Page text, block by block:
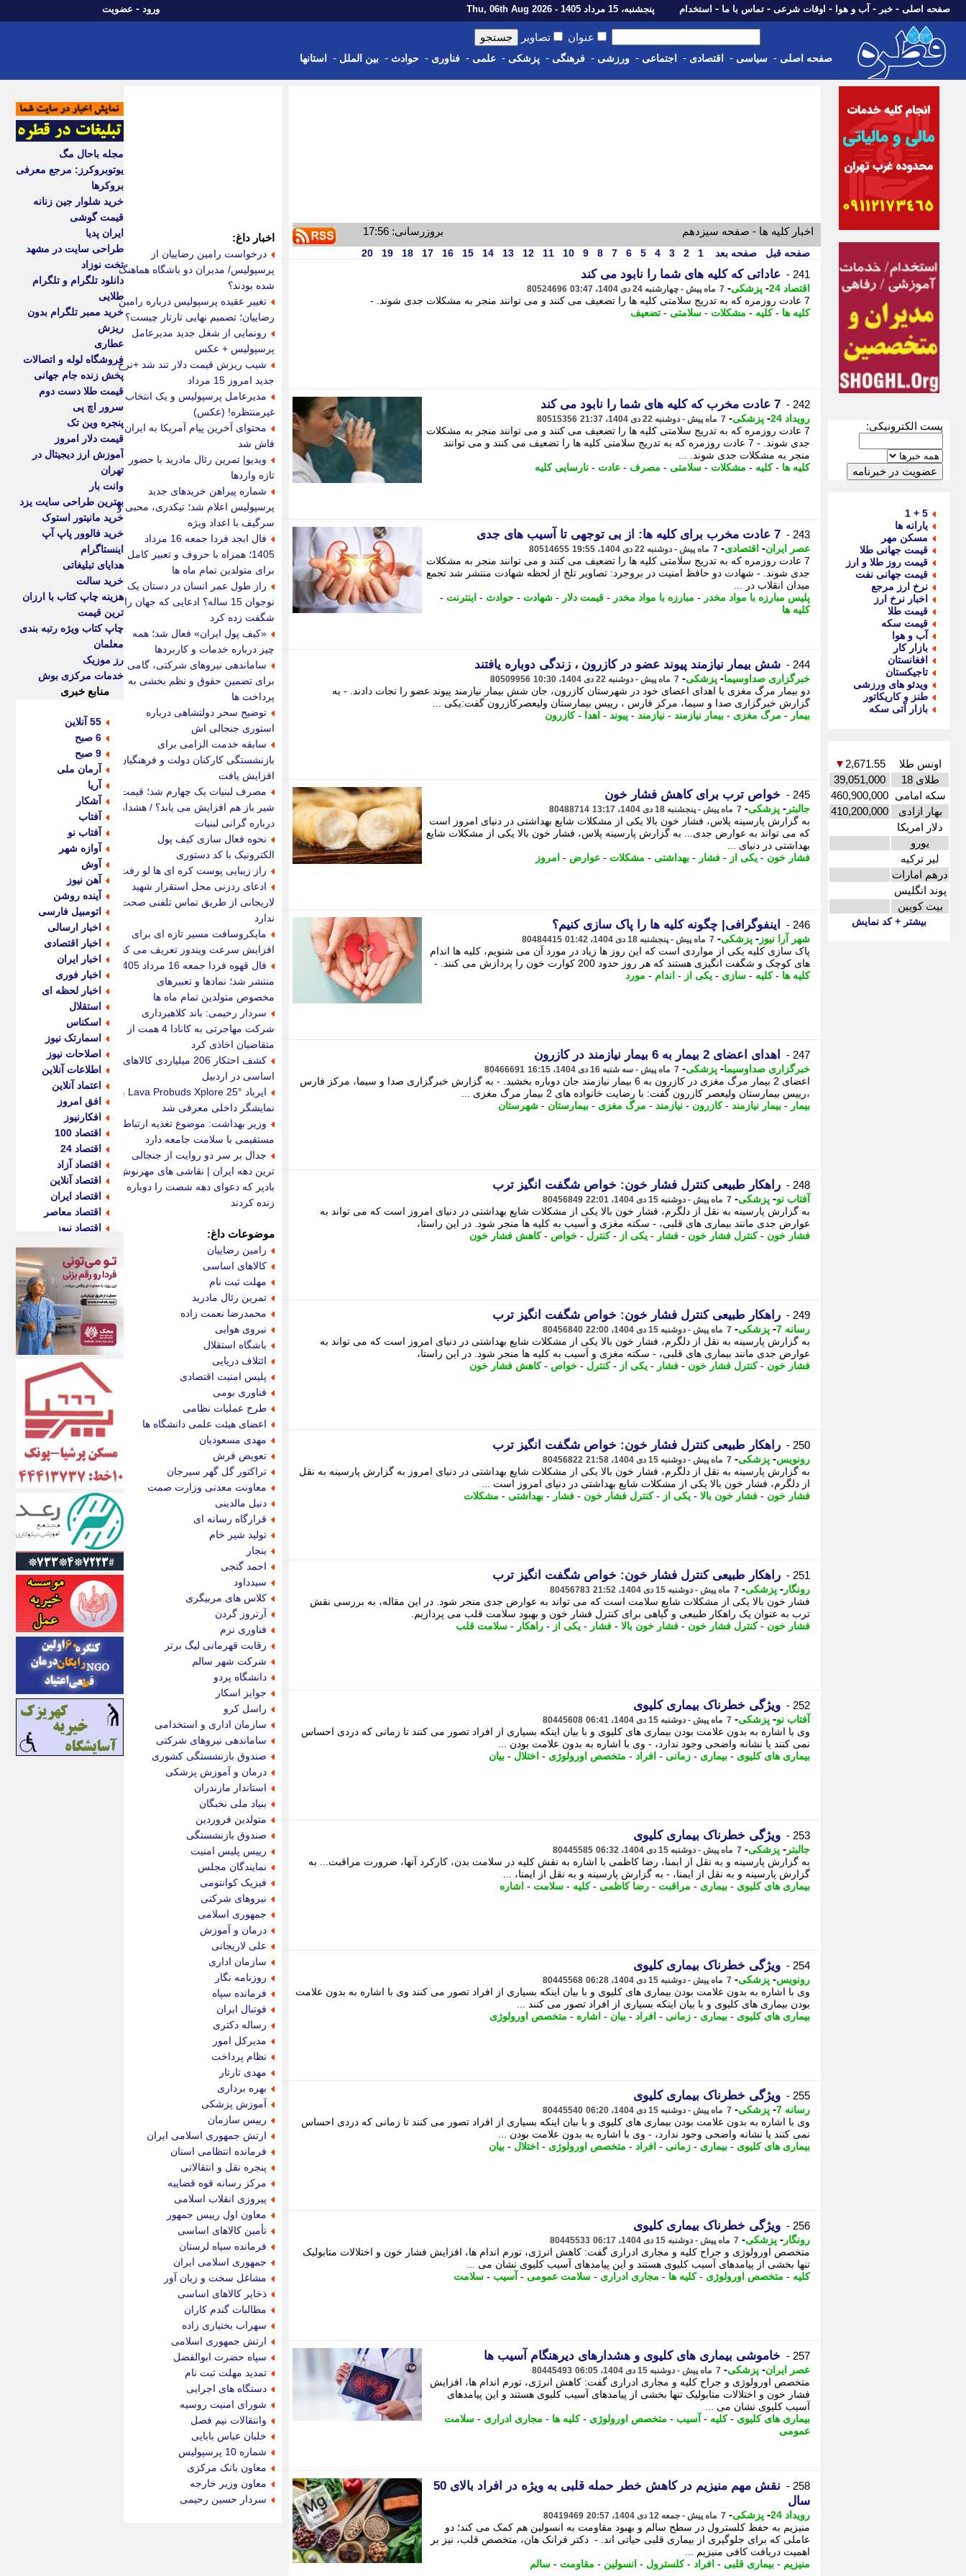
صفحه اصلی - خبر - آب و هوا - اوقات شرعی - تماس با ما - استخدام پنجشنبه، 15 مرداد 1405 - Thu, 06th Aug 2026 ورود - عضویت
عنوان تصاویر
صفحه اصلی - سیاسی - اقتصادی - اجتماعی - ورزشی - فرهنگی - پزشکی - علمی - فناوری - حوادث - بین الملل - استانها
پست الکترونیکی:
5 + 1
یارانه ها
مسکن مهر
قیمت جهانی طلا
قیمت روز طلا و ارز
قیمت جهانی نفت
نرخ ارز مرجع
اخبار نرخ ارز
قیمت طلا
قیمت سکه
آب و هوا
بازار کار
افغانستان
تاجیکستان
ویدئو های ورزشی
طنز و کاریکاتور
بازار آتی سکه
اونس طلا 2,671.55
▼
طلای 18
39,051,000
سکه امامی 460,900,000
بهار ازادی
410,200,000
دلار امریکا
یورو
لیر ترکیه
درهم امارات
پوند انگلیس
بیت کویین
بیشتر + کد نمایش
اخبار کلیه ها - صفحه سیزدهم بروزرسانی: 17:56
صفحه قبل صفحه بعد 1
2
3
4
5
6
7
8
9
10
11
12
13
14
15
16
17
18
19
20
241 - عاداتی که کلیه های شما را نابود می کند
اقتصاد 24 - پزشکی- 7 ماه پیش - چهارشنبه 24 دی 1404، 03:47 80524696
7 عادت روزمره که به تدریج سلامتی کلیه ها را تضعیف می کنند و می توانند منجر به مشکلات جدی شوند. -
کلیه ها -کلیه - مشکلات - سلامتی - تضعیف
242 - 7 عادت مخرب که کلیه های شما را نابود می کند
رویداد 24 - پزشکی- 7 ماه پیش - دوشنبه 22 دی 1404، 21:37 80515356
7 عادت روزمره که به تدریج سلامتی کلیه ها را تضعیف می کنند و می توانند منجر به مشکلات
جدی شوند. - 7 عادت روزمره که به تدریج سلامتی کلیه ها را تضعیف می کنند و می توانند
منجر به مشکلات جدی شوند. ...
کلیه ها -کلیه - مشکلات - سلامتی - مصرف - عادت - نارسایی کلیه
243 - 7 عادت مخرب برای کلیه ها: از بی توجهی تا آسیب های جدی
عصر ایران- اقتصادی- 7 ماه پیش - دوشنبه 22 دی 1404، 19:55 80514655
7 عادت روزمره که به تدریج سلامتی کلیه ها را تضعیف می کنند و می توانند منجر به مشکلات
جدی شوند. - شهادت دو حافظ امنیت در بروجرد: تصاویر تلخ از لحظه شهادت منتشر شد تجمع
میدان انقلاب در ...
پلیس مبارزه با مواد مخدر - مبارزه با مواد مخدر - قیمت دلار - شهادت - حوادث - اینترنت -
کلیه ها
244 - شش بیمار نیازمند پیوند عضو در کازرون ، زندگی دوباره یافتند
خبرگزاری صداوسیما- پزشکی- 7 ماه پیش - دوشنبه 22 دی 1404، 10:30 80509956
دو بیمار مرگ مغزی با اهدای اعضای خود در شهرستان کازرون، جان شش بیمار نیازمند پیوند عضو را نجات دادند. - به
گزارش خبرگزاری صدا و سیما، مرکز فارس ، رییس بیمارستان ولیعصرکازرون گفت:یکی ...
بیمار - مرگ مغزی - بیمار نیازمند - نیازمند - پیوند - اهدا -کازرون
245 - خواص ترب برای کاهش فشار خون
جالبتر - پزشکی- 7 ماه پیش - پنجشنبه 18 دی 1404، 13:17 80488714
به گزارش پارسینه پلاس، فشار خون بالا یکی از مشکلات شایع بهداشتی در دنیای امروز است
که می تواند به عوارض جدی... به گزارش پارسینه پلاس، فشار خون بالا یکی از مشکلات شایع
بهداشتی در دنیای ...
فشار خون - یکی از - فشار - بهداشتی - مشکلات - عوارض - امروز
246 - اینفوگرافی| چگونه کلیه ها را پاک سازی کنیم؟
شهر آرا نیوز - پزشکی- 7 ماه پیش - پنجشنبه 18 دی 1404، 01:42 80484415
پاک سازی کلیه یکی از مواردی است که این روز ها زیاد در مورد آن می شنویم، کلیه ها اندام
های کوچک و شگفت انگیزی هستند که هر روز حدود 200 کوارت خون را پردازش می کنند. -
کلیه ها -کلیه - سازی - یکی از - اندام - مورد
247 - اهدای اعضای 2 بیمار به 6 بیمار نیازمند در کازرون
خبرگزاری صداوسیما- پزشکی- 7 ماه پیش - سه شنبه 16 دی 1404، 16:15 80466691
اعضای 2 بیمار مرگ مغزی در کازرون به 6 بیمار نیازمند جان دوباره بخشید. - به گزارش خبرگزاری صدا و سیما، مرکز فارس
،رییس بیمارستان ولیعصر کازرون گفت: با رضایت خانواده های 2 بیمار مرگ مغزی ...
بیمار - بیمار نیازمند -کازرون - نیازمند - مرگ مغزی - بیمارستان - شهرستان
248 - راهکار طبیعی کنترل فشار خون: خواص شگفت انگیز ترب
آفتاب نو- پزشکی- 7 ماه پیش - دوشنبه 15 دی 1404، 22:01 80456849
به گزارش پارسینه به نقل از دلگرم، فشار خون بالا یکی از مشکلات شایع بهداشتی در دنیای امروز است که می تواند به
عوارض جدی مانند بیماری های قلبی، - سکته مغزی و آسیب به کلیه ها منجر شود. در این راستا،
فشار خون -کنترل فشار خون - فشار - یکی از -کنترل - خواص -کاهش فشار خون
249 - راهکار طبیعی کنترل فشار خون: خواص شگفت انگیز ترب
رسانه 7 - پزشکی- 7 ماه پیش - دوشنبه 15 دی 1404، 22:00 80456840
به گزارش پارسینه به نقل از دلگرم، فشار خون بالا یکی از مشکلات شایع بهداشتی در دنیای امروز است که می تواند به
عوارض جدی مانند بیماری های قلبی، - سکته مغزی و آسیب به کلیه ها منجر شود. در این راستا،
فشار خون -کنترل فشار خون - فشار - یکی از -کنترل - خواص -کاهش فشار خون
250 - راهکار طبیعی کنترل فشار خون: خواص شگفت انگیز ترب
رونویس- پزشکی- 7 ماه پیش - دوشنبه 15 دی 1404، 21:58 80456822
به گزارش پارسینه به نقل از دلگرم، فشار خون بالا یکی از مشکلات شایع بهداشتی در دنیای امروز به گزارش پارسینه به نقل
از دلگرم، فشار خون بالا یکی از مشکلات شایع بهداشتی در دنیای امروز است ...
فشار خون - فشار خون بالا - یکی از -کنترل فشار خون - فشار - بهداشتی - مشکلات
251 - راهکار طبیعی کنترل فشار خون: خواص شگفت انگیز ترب
رونگار - پزشکی- 7 ماه پیش - دوشنبه 15 دی 1404، 21:52 80456783
فشار خون بالا یکی از مشکلات شایع سلامت است که می تواند به عوارض جدی منجر شود. در این مقاله، به بررسی نقش
ترب به عنوان یک راهکار طبیعی و گیاهی برای کنترل فشار خون و بهبود سلامت قلب می پردازیم.
فشار خون -کنترل فشار خون - فشار خون بالا - فشار - یکی از - راهکار - سلامت قلب
252 - ویژگی خطرناک بیماری کلیوی
آفتاب نو- پزشکی- 7 ماه پیش - دوشنبه 15 دی 1404، 06:41 80445608
وی با اشاره به بدون علامت بودن بیماری های کلیوی و با بیان اینکه بسیاری از افراد تصور می کنند تا زمانی که دردی احساس
نمی کنند یا نشانه واضحی وجود ندارد، - وی با اشاره به بدون علامت بودن ...
بیماری های کلیوی - بیماری - زمانی - افراد - متخصص اورولوژی - اختلال - بیان
253 - ویژگی خطرناک بیماری کلیوی
جالبتر - پزشکی- 7 ماه پیش - دوشنبه 15 دی 1404، 06:32 80445585
به گزارش پارسینه و به نقل از ایمنا، رضا کاظمی با اشاره به نقش کلیه در سلامت بدن، کارکرد آنها، ضرورت مراقبت... به
گزارش پارسینه و به نقل از ایمنا، - به گزارش پارسینه و به نقل از ایمنا، ...
بیماری های کلیوی - بیماری - مراقبت - رضا کاظمی -کلیه - سلامت - اشاره
254 - ویژگی خطرناک بیماری کلیوی
رونویس- پزشکی- 7 ماه پیش - دوشنبه 15 دی 1404، 06:28 80445568
وی با اشاره به بدون علامت بودن بیماری های کلیوی و با بیان اینکه بسیاری از افراد تصور می کنند وی با اشاره به بدون علامت
بودن بیماری های کلیوی و با بیان اینکه بسیاری از افراد تصور می کنند ...
بیماری های کلیوی - بیماری - زمانی - افراد - بیان - اشاره - متخصص اورولوژی
255 - ویژگی خطرناک بیماری کلیوی
رسانه 7 - پزشکی- 7 ماه پیش - دوشنبه 15 دی 1404، 06:20 80445540
وی با اشاره به بدون علامت بودن بیماری های کلیوی و با بیان اینکه بسیاری از افراد تصور می کنند تا زمانی که دردی احساس
نمی کنند یا نشانه واضحی وجود ندارد، - وی با اشاره به بدون علامت بودن ...
بیماری های کلیوی - بیماری - زمانی - افراد - متخصص اورولوژی - اختلال - بیان
256 - ویژگی خطرناک بیماری کلیوی
رونگار - پزشکی- 7 ماه پیش - دوشنبه 15 دی 1404، 06:17 80445533
متخصص اورولوژی و جراح کلیه و مجاری ادراری گفت: کاهش انرژی، تورم اندام ها، افزایش فشار خون و اختلالات متابولیک
تنها بخشی از پیامدهای آسیب کلیوی هستند و این پیامدهای آسیب کلیوی نشان می ...
کلیه - متخصص اورولوژی -کلیه ها - مجاری ادراری - سلامت عمومی - آسیب - سلامت
257 - خاموشی بیماری های کلیوی و هشدارهای دیرهنگام آسیب ها
عصر ایران- پزشکی- 7 ماه پیش - دوشنبه 15 دی 1404، 06:05 80445493
متخصص اورولوژی و جراح کلیه و مجاری ادراری گفت: کاهش انرژی، تورم اندام ها، افزایش
فشار خون و اختلالات متابولیک تنها بخشی از پیامدهای آسیب کلیوی هستند و این پیامدهای
آسیب کلیوی نشان می ...
بیماری های کلیوی -کلیه - آسیب - متخصص اورولوژی -کلیه ها - مجاری ادراری - سلامت
عمومی
258 -
نقش مهم منیزیم در کاهش خطر حمله قلبی به ویژه در افراد بالای 50
سال
رویداد 24 - پزشکی- 7 ماه پیش - جمعه 12 دی 1404، 20:57 80419469
منیزیم به حفظ کلسترول در سطح سالم و بهبود مقاومت به انسولین هم کمک می کند؛ دو
عاملی که برای جلوگیری از بیماری قلبی حیاتی اند. - دکتر فرانک هان، متخصص قلب، نیز بر
اهمیت دریافت کافی منیزیم ...
منیزیم - بیماری قلبی - افراد -کلسترول - انسولین - مقاومت - سالم
اخبار داغ:
درخواست رامین رضاییان از
پرسپولیس/ مدیران دو باشگاه هماهنگ
شده بودند؟
تغییر عقیده پرسپولیس درباره رامین
رضاییان؛ تصمیم نهایی تارتار چیست؟
رونمایی از شغل جدید مدیرعامل
پرسپولیس + عکس
شیب ریزش قیمت دلار تند شد +نرخ
جدید امروز 15 مرداد
مدیرعامل پرسپولیس و یک انتخاب
غیرمنتظره! (عکس)
محتوای آخرین پیام آمریکا به ایران
فاش شد
ویدیو| تمرین رئال مادرید با حضور
تازه واردها
شماره پیراهن خریدهای جدید
پرسپولیس اعلام شد؛ تیکدری، محبی و
سرگیف با اعداد ویژه
فال ابجد فردا جمعه 16 مرداد
1405؛ همراه با حروف و تعبیر کامل
برای متولدین تمام ماه ها
راز طول عمر انسان در دستان یک
نوجوان 15 ساله؟ ادعایی که جهان را
شگفت زده کرد
«کیف پول ایران» فعال شد؛ همه
چیز درباره خدمات و کاربردها
ساماندهی نیروهای شرکتی، گامی
برای تضمین حقوق و نظم بخشی به
پرداخت ها
توضیح سحر دولتشاهی درباره
استوری جنجالی اش
سابقه خدمت الزامی برای
بازنشستگی کارکنان دولت و فرهنگیان
افزایش یافت
مصرف لبنیات یک چهارم شد؛ قیمت
شیر باز هم افزایش می یابد؟ / هشدار
درباره گرانی لبنیات
نحوه فعال سازی کیف پول
الکترونیک با کد دستوری
راز زیبایی پوست کره ای ها لو رفت!
ادعای ردزنی محل استقرار شهید
لاریجانی از طریق تماس تلفنی صحت
ندارد
مایکروسافت مسیر تازه ای برای
افزایش سرعت ویندوز تعریف می کند
فال قهوه فردا جمعه 16 مرداد 1405
منتشر شد؛ نمادها و تعبیرهای
مخصوص متولدین تمام ماه ها
سردار رحیمی: باند کلاهبرداری
شرکت مهاجرتی به کانادا 4 همت از
متقاضیان اخاذی کرد
کشف احتکار 206 میلیاردی کالاهای
اساسی در اردبیل
ایرباد Lava Probuds Xplore 25° با
نمایشگر داخلی معرفی شد
وزیر بهداشت: موضوع تغذیه ارتباط
مستقیمی با سلامت جامعه دارد
جدال بر سر دو روایت از جنجالی
ترین دهه ایران | نقاشی های مهرنوش
بادپر که دعوای دهه شصت را دوباره
زنده کردند
موضوعات داغ:
رامین رضاییان
کالاهای اساسی
مهلت ثبت نام
تمرین رئال مادرید
محمدرضا نعمت زاده
نیروی هوایی
باشگاه استقلال
ائتلاف دریایی
پلیس امنیت اقتصادی
فناوری بومی
طرح عملیات نظامی
اعضای هیئت علمی دانشگاه ها
مهدی مسعودیان
تعویض فرش
تراکتور گل گهر سیرجان
معاونت معدنی وزارت صمت
دنیل مالدینی
قرارگاه رسانه ای
تولید شیر خام
بنجار
احمد گنجی
سیدداود
کلاس های مربیگری
آرتروز گردن
فناوری نرم
رقابت قهرمانی لیگ برتر
شرکت شهر سالم
دانشگاه پردو
جوایز اسکار
راسل کرو
سازمان اداری و استخدامی
ساماندهی نیروهای شرکتی
صندوق بازنشستگی کشوری
درمان و آموزش پزشکی
استاندار مازندران
بنیاد ملی نخبگان
متولدین فروردین
صندوق بازنشستگی
رییس پلیس امنیت
نمایندگان مجلس
فیزیک کوانتومی
نیروهای شرکتی
جمهوری اسلامی
درمان و آموزش
علی لاریجانی
سازمان اداری
روزنامه نگار
فرمانده سپاه
فوتبال ایران
رساله دکتری
مدیرکل امور
نظام پرداخت
مهدی تارتار
بهره برداری
آموزش پزشکی
رییس سازمان
ارتش جمهوری اسلامی ایران
فرمانده انتظامی استان
پنجره نقل و انتقالاتی
مرکز رسانه قوه قضاییه
پیروزی انقلاب اسلامی
معاون اول رییس جمهور
تأمین کالاهای اساسی
فرمانده سپاه لرستان
جمهوری اسلامی ایران
مشاغل سخت و زیان آور
ذخایر کالاهای اساسی
مطالبات گندم کاران
سهراب بختیاری زاده
ارتش جمهوری اسلامی
سپاه حضرت ابوالفضل
تمدید مهلت ثبت نام
دستگاه های اجرایی
شورای امنیت روسیه
وانتقالات نیم فصل
خلبان عباس بابایی
شماره 10 پرسپولیس
معاون بانک مرکزی
معاون وزیر خارجه
سردار حسین رحیمی
مجله باحال مگ
یوتوبروکرز: مرجع معرفی
بروکرها
خرید شلوار جین زنانه
قیمت گوشی
ایران پدیا
طراحی سایت در مشهد
تخت نوزاد
دانلود تلگرام و تلگرام
طلایی
خرید ممبر تلگرام بدون
ریزش
عطاری
فروشگاه لوله و اتصالات
پخش زنده جام جهانی
قیمت طلا دست دوم
سرور اچ پی
پنجره وین تک
قیمت دلار امروز
آموزش ارز دیجیتال در
تهران
وانت بار
بهترین طراحی سایت یزد
خرید مانیتور استوک
خرید فالوور پاپ آپ
اینستاگرام
هدایای تبلیغاتی
خرید سالت
هزینه چاپ کتاب با ارزان
ترین قیمت
چاپ کتاب ویژه رتبه بندی
معلمان
رز موزیک
خدمات مرکزی بوش
منابع خبری
55 آنلاین
6 صبح
9 صبح
آرمان ملی
آریا
آشکار
آفتاب
آفتاب نو
آوازه شهر
آوش
آهن نیوز
آینده روشن
اتومبیل فارسی
اخبار ارسالی
اخبار اقتصادی
اخبار ایران
اخبار فوری
اخبار لحظه ای
استقلال
اسکناس
اسمارتک نیوز
اصلاحات نیوز
اطلاعات آنلاین
اعتماد آنلاین
افق امروز
افکارنیوز
اقتصاد 100
اقتصاد 24
اقتصاد آزاد
اقتصاد آنلاین
اقتصاد ایران
اقتصاد معاصر
اقتصاد نیوز
اکوفارس
اکونگار
اکونیوز
الف
انتشار آنلاین
اندیشه قرن
اندیشه معاصر
اندیشه ها
انرژی پرس
ای استخدام
ایتنا
ایراف
ایران آرت
ایران آنلاین
ایران زندگی
ایران فوری
ایرانی روز
ایرانیتال
ایرنا
ایسکانیوز
ایسنا
ایکنا
ایلنا
اینتیتر
ایونا نیوز
بازتاب آنلاین
باشگاه خبرنگاران
باغستان نیوز
بامبوک
ببین و بخون
بدینسان
بنکر